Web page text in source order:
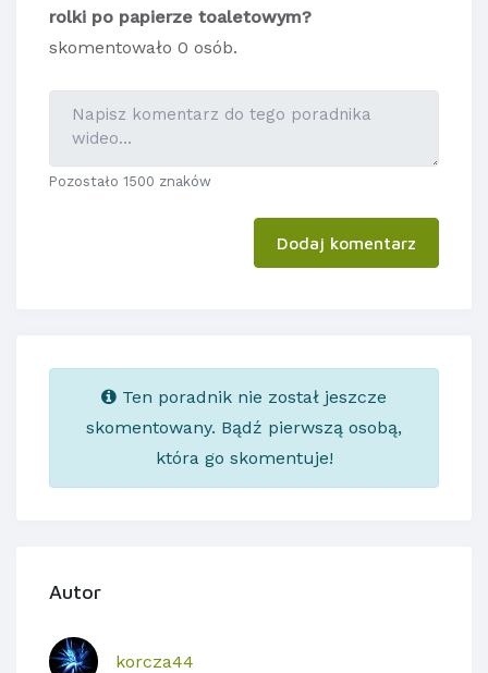
rolki po papierze toaletowym?
skomentowało 0 osób.
Pozostało 1500 znaków
Dodaj komentarz
Ten poradnik nie został jeszcze
skomentowany. Bądź pierwszą osobą,
która go skomentuje!
Autor
korcza44